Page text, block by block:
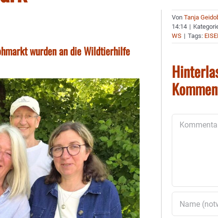
wurden an die Wildtierhilfe
VonTanja
14:14 |
WS | Tags: